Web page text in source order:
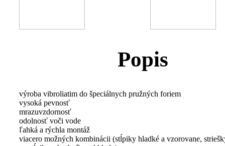
Popis
výroba vibroliatim do špeciálnych pružných foriem
vysoká pevnosť
mrazuvzdornosť
odolnosť voči vode
ľahká a rýchla montáž
viacero možných kombinácii (stĺpiky hladké a vzorovane,